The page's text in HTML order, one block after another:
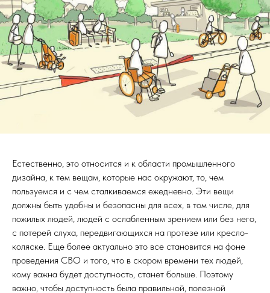
Естественно, это относится и к области промышленного
дизайна, к тем вещам, которые нас окружают, то, чем
пользуемся и с чем сталкиваемся ежедневно. Эти вещи
должны быть удобны и безопасны для всех, в том числе, для
пожилых людей, людей с ослабленным зрением или без него,
с потерей слуха, передвигающихся на протезе или кресло-
коляске. Еще более актуально это все становится на фоне
проведения СВО и того, что в скором времени тех людей,
кому важна будет доступность, станет больше. Поэтому
важно, чтобы доступность была правильной, полезной